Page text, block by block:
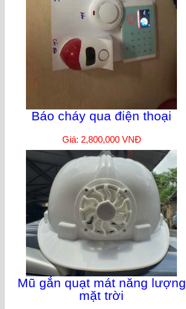
Báo cháy qua điện thoại
Giá: 2,800,000 VNĐ
Mũ gắn quạt mát năng lượng
mặt trời